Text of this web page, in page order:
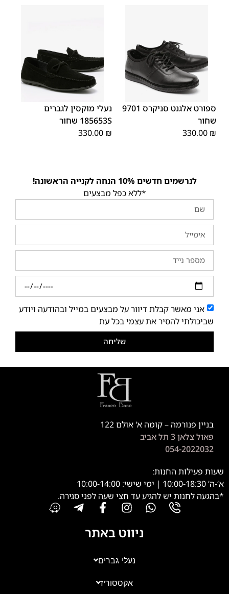
ספורט אלגנט סניקרס 9701
שחור
330.00 ₪
נעלי מוקסין לגברים
185653S שחור
330.00 ₪
לנרשמים חדשים 10% הנחה לקנייה הראשונה!
*ללא כפל מבצעים
אני מאשר קבלת דיוור על מבצעים במייל ובהודעה ויודע
שביכולתי להסיר את עצמי בכל עת
שליחה
בניין פנורמה – קומה א' אולם 122
פאול צלאן 3 תל אביב
054-2022032
שעות פעילות החנות:
א’-ה’ 10:00-18:30 | ימי שישי: 10:00-14:00
*בהגעה לחנות יש להגיע עד חצי שעה לפני סגירה.
ניווט באתר
נעלי גברים
אקססוריז